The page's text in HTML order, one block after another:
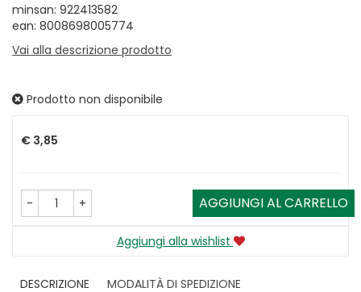
minsan: 922413582
ean: 8008698005774
Vai alla descrizione prodotto
Prodotto non disponibile
€ 3,85
- + AGGIUNGI AL CARRELLO
Aggiungi alla wishlist
DESCRIZIONE
MODALITÀ DI SPEDIZIONE